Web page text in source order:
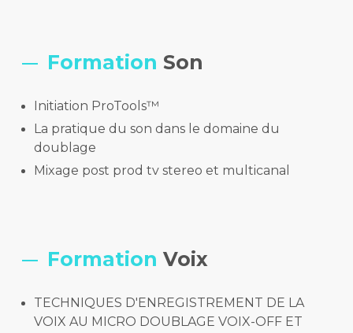
Formation Son
Initiation ProTools™
La pratique du son dans le domaine du
doublage
Mixage post prod tv stereo et multicanal
Formation Voix
TECHNIQUES D'ENREGISTREMENT DE LA
VOIX AU MICRO DOUBLAGE VOIX-OFF ET